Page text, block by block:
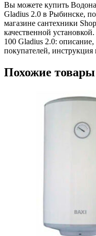
Вы можете купить
Gladius 2.0 в Рыбинске,
магазине сантехники
качественной
100 Gladius 2.0:
покупателей, инструкция
Похожие товары